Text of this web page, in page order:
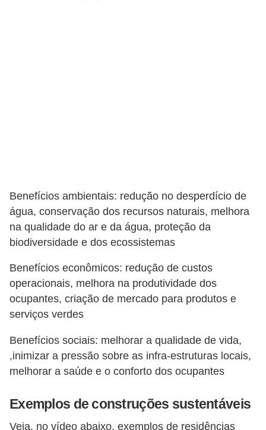
Benefícios ambientais: redução no desperdício de
água, conservação dos recursos naturais, melhora
na qualidade do ar e da água, proteção da
biodiversidade e dos ecossistemas
Benefícios econômicos: redução de custos
operacionais, melhora na produtividade dos
ocupantes, criação de mercado para produtos e
serviços verdes
Benefícios sociais: melhorar a qualidade de vida,
,inimizar a pressão sobre as infra-estruturas locais,
melhorar a saúde e o conforto dos ocupantes
Exemplos de construções sustentáveis
Veja, no vídeo abaixo, exemplos de residências